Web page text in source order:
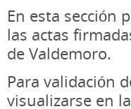
En esta sección
las actas
de Valdemoro.
Para validación
visualizarse en